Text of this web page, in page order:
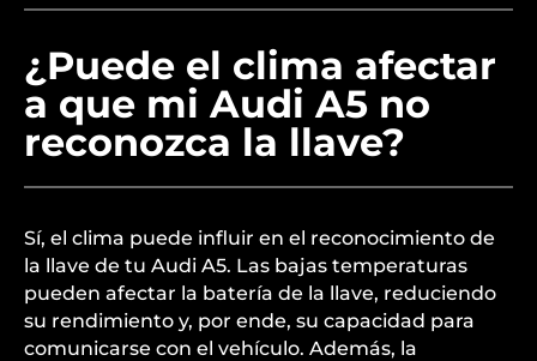
¿Puede el clima afectar
a que mi Audi A5 no
reconozca la llave?
Sí, el clima puede influir en el reconocimiento de
la llave de tu Audi A5. Las bajas temperaturas
pueden afectar la batería de la llave, reduciendo
su rendimiento y, por ende, su capacidad para
comunicarse con el vehículo. Además, la